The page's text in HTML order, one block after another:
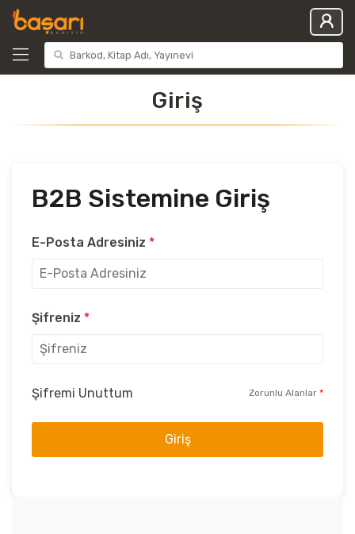
Giriş
B2B Sistemine Giriş
E-Posta Adresiniz *
Şifreniz *
Şifremi Unuttum Zorunlu Alanlar *
Giriş